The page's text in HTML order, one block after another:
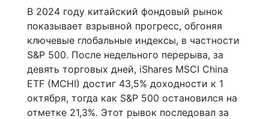
В 2024 году китайский фондовый рынок
показывает взрывной прогресс, обгоняя
ключевые глобальные индексы, в частности
S&P 500. После недельного перерыва, за
девять торговых дней, iShares MSCI China
ETF (MCHI) достиг 43,5% доходности к 1
октября, тогда как S&P 500 остановился на
отметке 21,3%. Этот рывок последовал за